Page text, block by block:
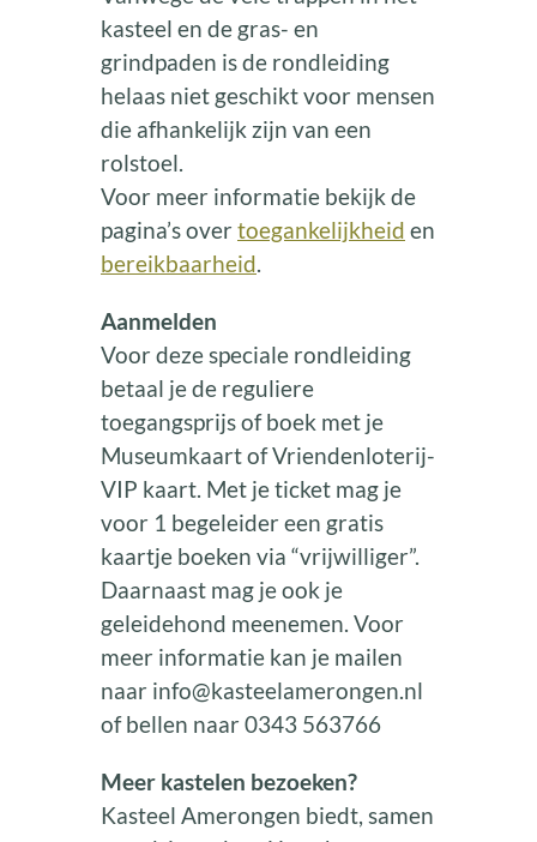
kasteel en de gras- en
grindpaden is de rondleiding
helaas niet geschikt voor mensen
die afhankelijk zijn van een
rolstoel.
Voor meer informatie bekijk de
pagina’s overtoegankelijkheid en
bereikbaarheid.
Aanmelden
Voor deze speciale rondleiding
betaal je de reguliere
toegangsprijs of boek met je
Museumkaart of Vriendenloterij-
VIP kaart. Met je ticket mag je
voor 1 begeleider een gratis
kaartje boeken via “vrijwilliger”.
Daarnaast mag je ook je
geleidehond meenemen. Voor
meer informatie kan je mailen
naar info@kasteelamerongen.nl
of bellen naar 0343 563766
Meer kastelen bezoeken?
Kasteel Amerongen biedt, samen